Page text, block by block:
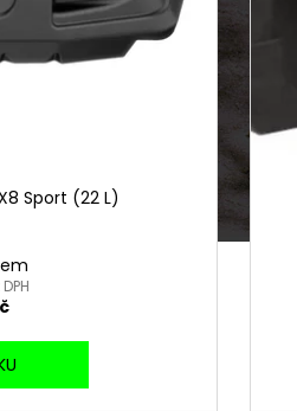
Sport (22 L)